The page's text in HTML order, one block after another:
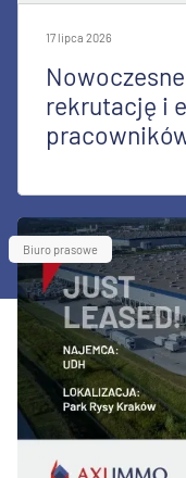
17 lipca 2026
rekrutację i
Biuro prasowe